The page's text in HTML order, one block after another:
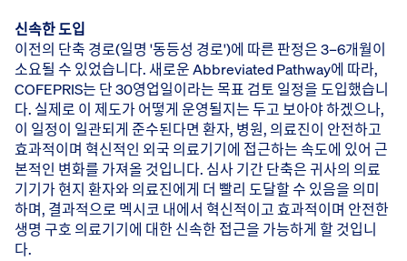
신속한 도입
이전의 단축 경로(일명 '동등성 경로')에 따른 판정은 3–6개월이
소요될 수 있었습니다. 새로운 Abbreviated Pathway에 따라,
COFEPRIS는 단 30영업일이라는 목표 검토 일정을 도입했습니
다. 실제로 이 제도가 어떻게 운영될지는 두고 보아야 하겠으나,
이 일정이 일관되게 준수된다면 환자, 병원, 의료진이 안전하고
효과적이며 혁신적인 외국 의료기기에 접근하는 속도에 있어 근
본적인 변화를 가져올 것입니다. 심사 기간 단축은 귀사의 의료
기기가 현지 환자와 의료진에게 더 빨리 도달할 수 있음을 의미
하며, 결과적으로 멕시코 내에서 혁신적이고 효과적이며 안전한
생명 구호 의료기기에 대한 신속한 접근을 가능하게 할 것입니
다.